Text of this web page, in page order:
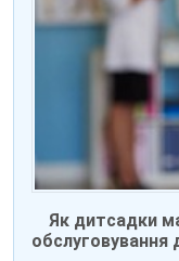
Як дитсадки